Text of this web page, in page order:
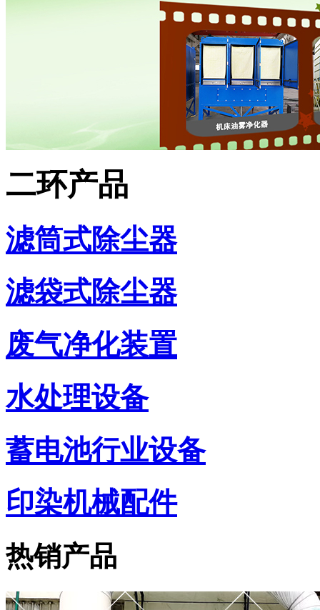
二环产品
滤筒式除尘器
滤袋式除尘器
废气净化装置
水处理设备
蓄电池行业设备
印染机械配件
热销产品